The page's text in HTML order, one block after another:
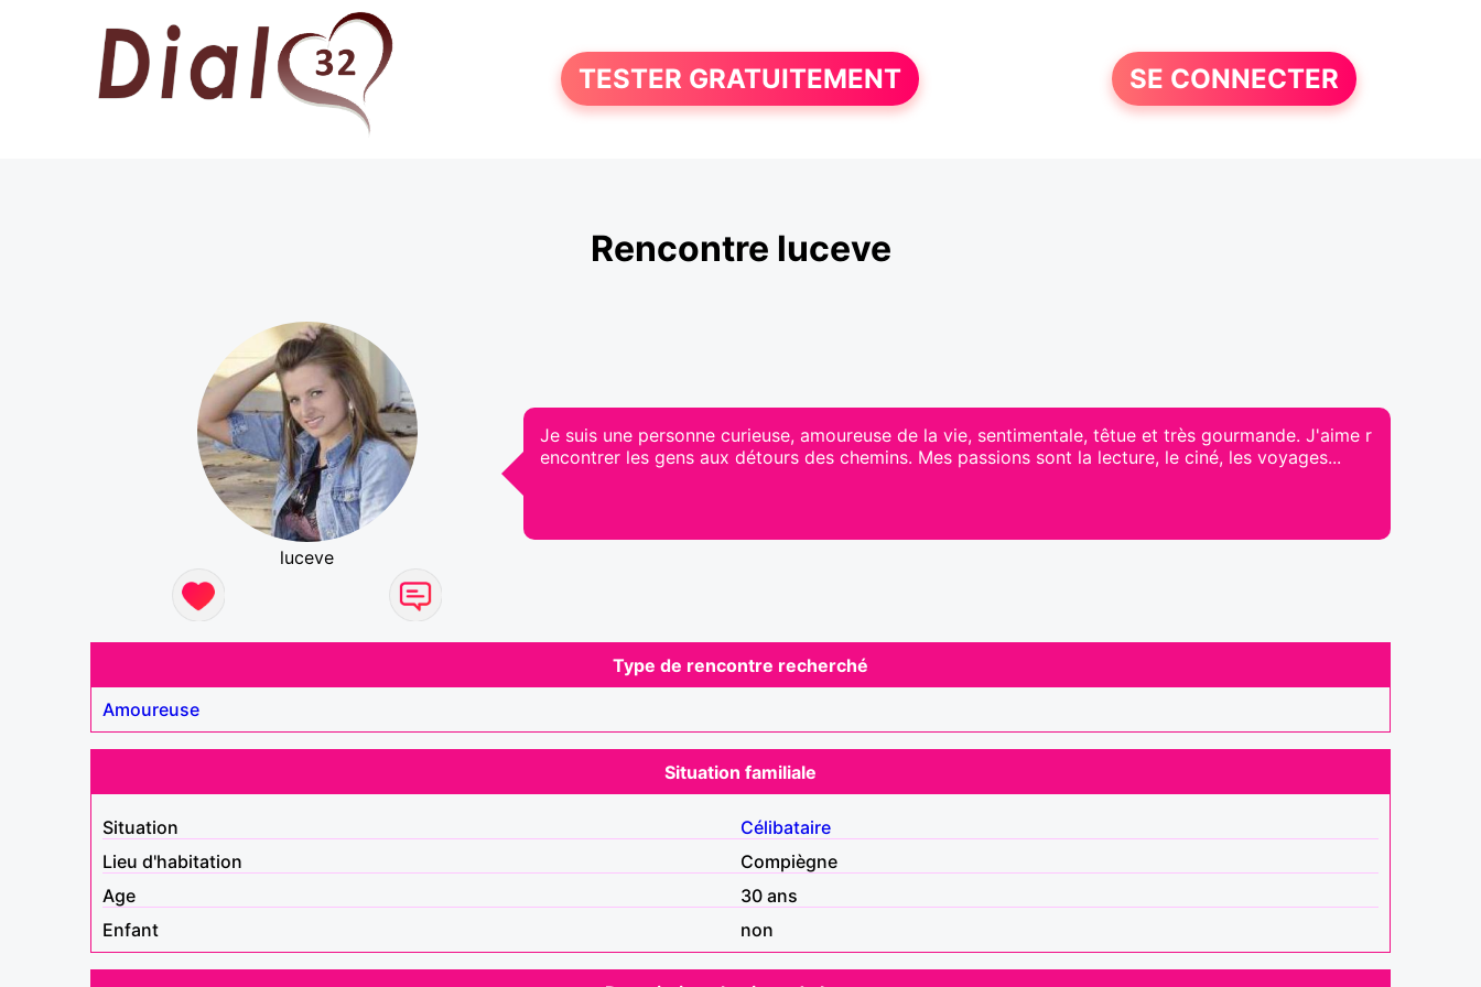
TESTER GRATUITEMENT SE CONNECTER
Rencontre luceve
luceve
Je suis une personne curieuse, amoureuse de la vie, sentimentale, têtue et très gourmande. J'aime r
encontrer les gens aux détours des chemins. Mes passions sont la lecture, le ciné, les voyages...
Type de rencontre recherché
Amoureuse
Situation familiale
Situation
Célibataire
Lieu d'habitation
Compiègne
Age
30 ans
Enfant
non